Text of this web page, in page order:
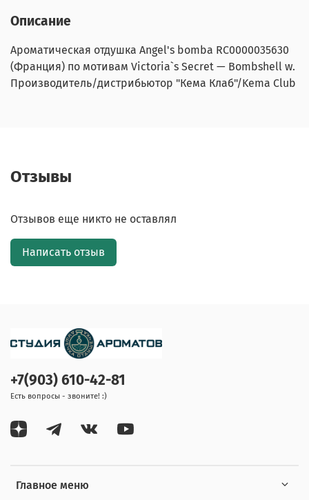
Описание
Ароматическая отдушка Angel's bomba RC0000035630
(Франция) по мотивам Victoria`s Secret — Bombshell w.
Производитель/дистрибьютор "Кема Клаб"/Kema Club
Отзывы
Отзывов еще никто не оставлял
Написать отзыв
Главное меню
+7(903) 610-42-81
Есть вопросы - звоните! :)